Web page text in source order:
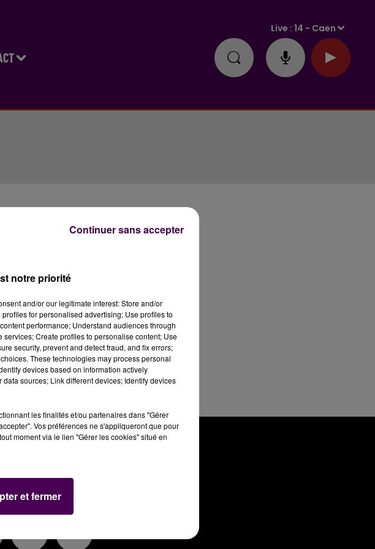
Live :14 - Caen
SORTIES
notre priorité
and/or our legitimate interest: Store and/or
for personalised advertising; Use profiles to
performance; Understand audiences through
Create profiles to personalise content; Use
security, prevent and detect fraud, and fix errors;
These technologies may process personal
devices based on information actively
sources; Link different devices; Identify devices
les finalités et/ou partenaires dans "Gérer
Vos préférences ne s'appliqueront que pour
moment via le lien "Gérer les cookies" situé en
et fermer
Continuer sans accepter